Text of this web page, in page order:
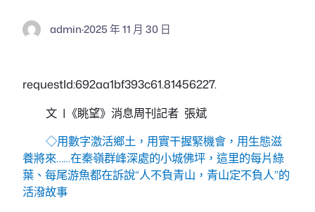
admin·2025 年 11 月 30 日
requestId:692aa1bf393c61.81456227.
文 |《眺望》消息周刊記者 張斌
◇用數字激活鄉土，用實干握緊機會，用生態滋
養將來……在秦嶺群峰深處的小城佛坪，這里的每片綠
葉、每尾游魚都在訴說“人不負青山，青山定不負人”的
活潑故事